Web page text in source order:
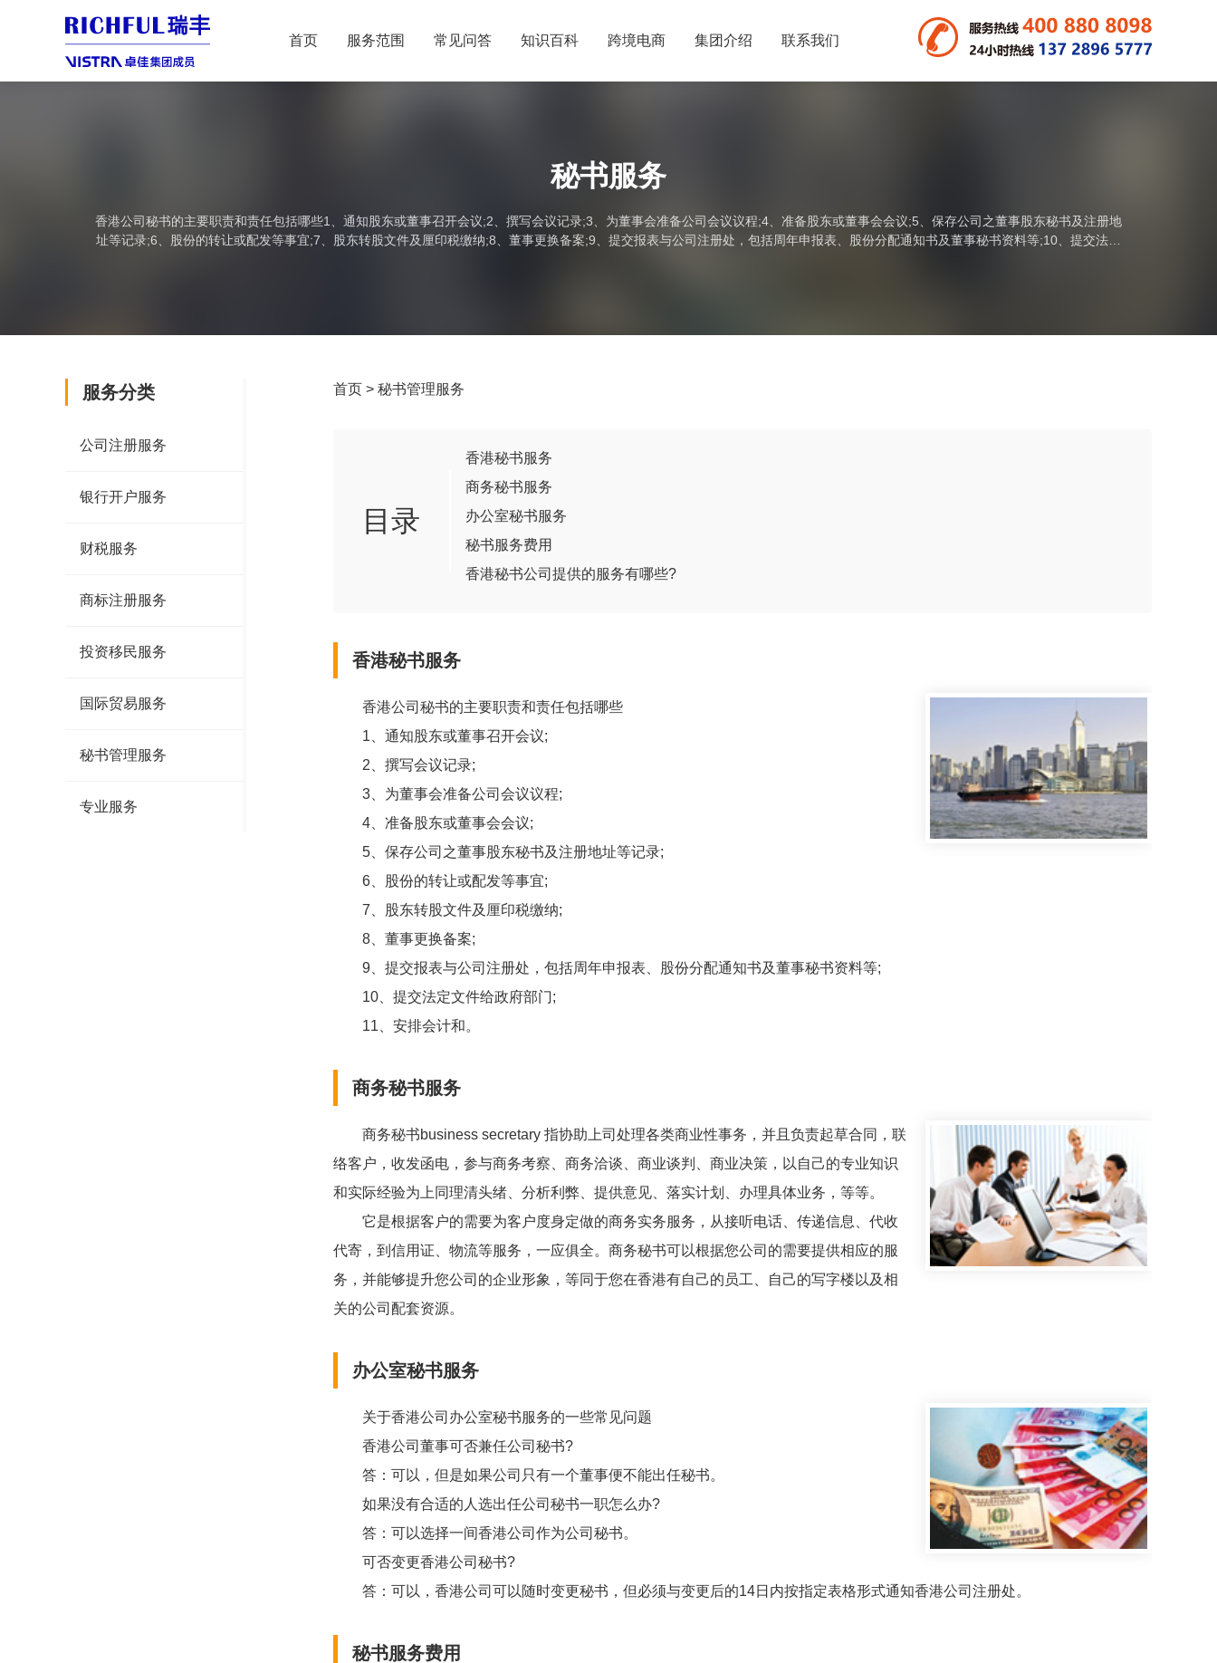
首页 服务范围 常见问答 知识百科 跨境电商 集团介绍 联系我们
秘书服务
香港公司秘书的主要职责和责任包括哪些1、通知股东或董事召开会议;2、撰写会议记录;3、为董事会准备公司会议议程;4、准备股东或董事会会议;5、保存公司之董事股东秘书及注册地
址等记录;6、股份的转让或配发等事宜;7、股东转股文件及厘印税缴纳;8、董事更换备案;9、提交报表与公司注册处，包括周年申报表、股份分配通知书及董事秘书资料等;10、提交法定
服务分类
公司注册服务
银行开户服务
财税服务
商标注册服务
投资移民服务
国际贸易服务
秘书管理服务
专业服务
首页> 秘书管理服务
目录
香港秘书服务
商务秘书服务
办公室秘书服务
秘书服务费用
香港秘书公司提供的服务有哪些?
香港秘书服务
香港公司秘书的主要职责和责任包括哪些
1、通知股东或董事召开会议;
2、撰写会议记录;
3、为董事会准备公司会议议程;
4、准备股东或董事会会议;
5、保存公司之董事股东秘书及注册地址等记录;
6、股份的转让或配发等事宜;
7、股东转股文件及厘印税缴纳;
8、董事更换备案;
9、提交报表与公司注册处，包括周年申报表、股份分配通知书及董事秘书资料等;
10、提交法定文件给政府部门;
11、安排会计和。
商务秘书服务
商务秘书business secretary 指协助上司处理各类商业性事务，并且负责起草合同，联
络客户，收发函电，参与商务考察、商务洽谈、商业谈判、商业决策，以自己的专业知识
和实际经验为上同理清头绪、分析利弊、提供意见、落实计划、办理具体业务，等等。
它是根据客户的需要为客户度身定做的商务实务服务，从接听电话、传递信息、代收
代寄，到信用证、物流等服务，一应俱全。商务秘书可以根据您公司的需要提供相应的服
务，并能够提升您公司的企业形象，等同于您在香港有自己的员工、自己的写字楼以及相
关的公司配套资源。
办公室秘书服务
关于香港公司办公室秘书服务的一些常见问题
香港公司董事可否兼任公司秘书?
答：可以，但是如果公司只有一个董事便不能出任秘书。
如果没有合适的人选出任公司秘书一职怎么办?
答：可以选择一间香港公司作为公司秘书。
可否变更香港公司秘书?
答：可以，香港公司可以随时变更秘书，但必须与变更后的14日内按指定表格形式通知香港公司注册处。
秘书服务费用